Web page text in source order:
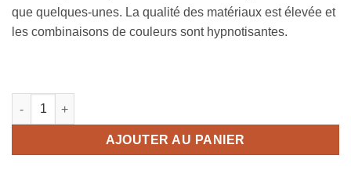
que quelques-unes. La qualité des matériaux est élevée et
les combinaisons de couleurs sont hypnotisantes.
quantité de Collier Hawaï
AJOUTER AU PANIER